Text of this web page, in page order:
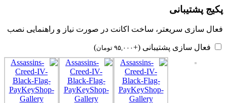
پکیج پشتیبانی
فعال سازی سریعتر، ساخت اکانت در صورت نیاز و راهنمایی نصب
فعال سازی پشتیبانی (+۹۵,۰۰۰ تومان)